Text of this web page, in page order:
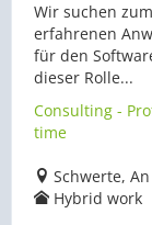
Wir suchen
erfahrenen
für den
dieser Rolle...
Consulting -
time
Schwerte,
Hybrid work